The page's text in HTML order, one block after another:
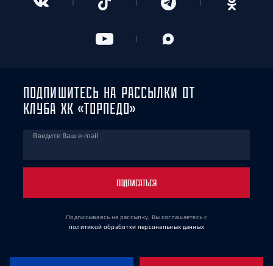
ПОДПИШИТЕСЬ НА РАССЫЛКИ ОТ
КЛУБА ХК «ТОРПЕДО»
Введите Ваш e-mail
ПОДПИСАТЬСЯ
Подписываясь на рассылку, Вы соглашаетесь с
политикой обработки персональных данных